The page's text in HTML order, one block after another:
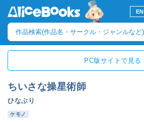
EN
PC版サイトで見る
ちいさな操星術師
ひなぶり
ケモノ